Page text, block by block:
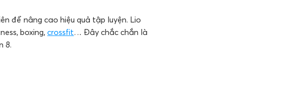
để nâng cao hiệu quả tập luyện. Lio
boxing,crossfit… Đây chắc chắn là
8.